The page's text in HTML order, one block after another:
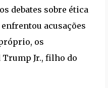
debates sobre ética
acusações
os
Jr., filho do